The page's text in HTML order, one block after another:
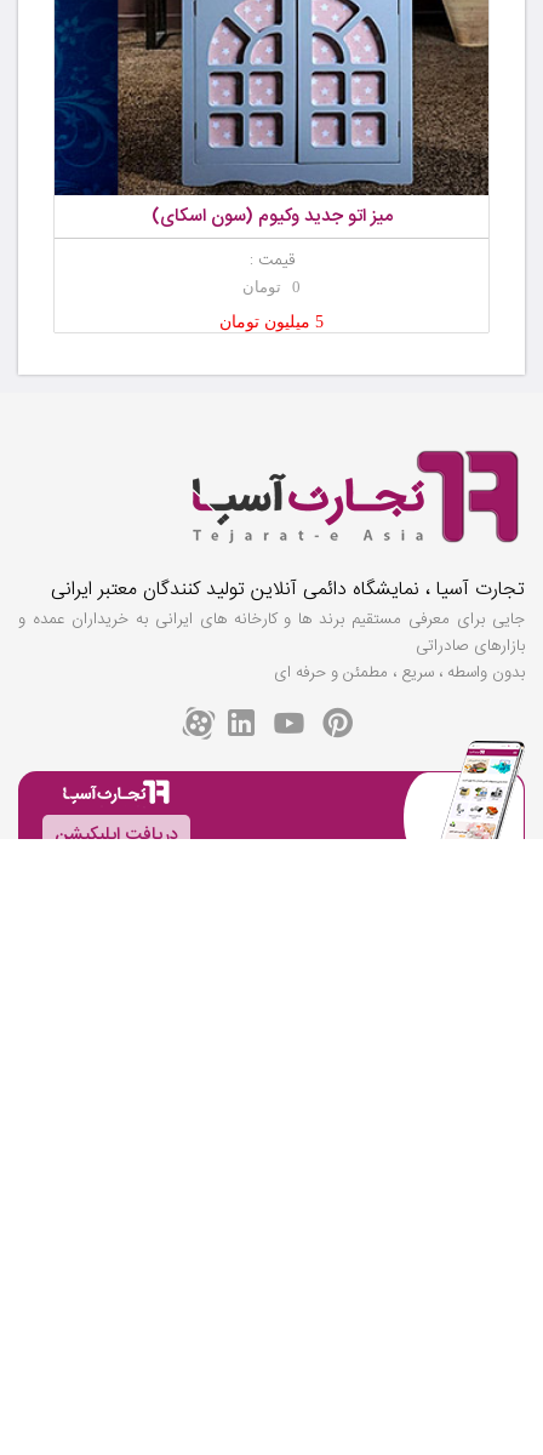
میز اتو جدید وکیوم (سون اسکای)
قیمت :
0 تومان
5 میلیون تومان
تجارت آسیا ، نمایشگاه دائمی آنلاین تولید کنندگان معتبر ایرانی
جایی برای معرفی مستقیم برند ها و کارخانه های ایرانی به خریداران عمده و
بازارهای صادراتی
بدون واسطه ، سریع ، مطمئن و حرفه ای
دریافت اپلیکیشن